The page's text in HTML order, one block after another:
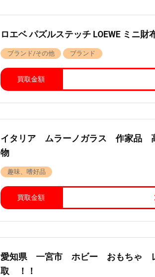
ロエベ パズルステッチ LOEWE ミニ財
ブランド/その他 ブランド
買取金額
イタリア ムラーノガラス 作家
物
趣味、嗜好品
買取金額
愛知県 一宮市 ホビー おもちゃ
取 ！！